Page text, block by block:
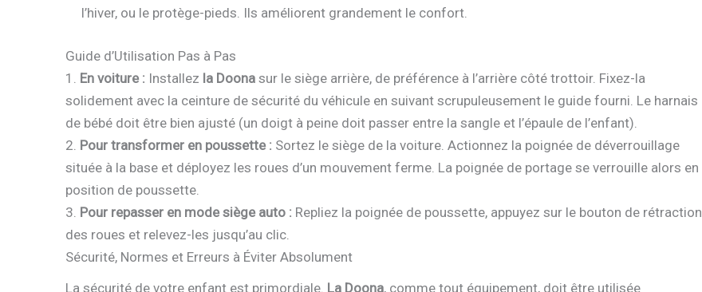
l’hiver, ou le protège-pieds. Ils améliorent grandement le confort.
Guide d’Utilisation Pas à Pas
1. En voiture : Installez la Doona sur le siège arrière, de préférence à l’arrière côté trottoir. Fixez-la
solidement avec la ceinture de sécurité du véhicule en suivant scrupuleusement le guide fourni. Le harnais
de bébé doit être bien ajusté (un doigt à peine doit passer entre la sangle et l’épaule de l’enfant).
2. Pour transformer en poussette : Sortez le siège de la voiture. Actionnez la poignée de déverrouillage
située à la base et déployez les roues d’un mouvement ferme. La poignée de portage se verrouille alors en
position de poussette.
3. Pour repasser en mode siège auto : Repliez la poignée de poussette, appuyez sur le bouton de rétraction
des roues et relevez-les jusqu’au clic.
Sécurité, Normes et Erreurs à Éviter Absolument
La sécurité de votre enfant est primordiale. La Doona, comme tout équipement, doit être utilisée